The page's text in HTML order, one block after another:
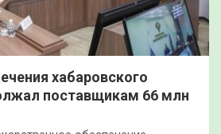
хабаровского
поставщикам 66 млн